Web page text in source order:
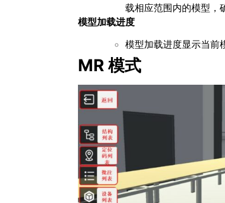
载相应范围内的模型，
模型加载进度
模型加载进度显示当前
MR 模式